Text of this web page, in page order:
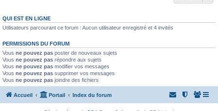
QUI EST EN LIGNE
Utilisateurs parcourant ce forum : Aucun utilisateur enregistré et 4 invités
PERMISSIONS DU FORUM
Vous ne pouvez pas poster de nouveaux sujets
Vous ne pouvez pas répondre aux sujets
Vous ne pouvez pas modifier vos messages
Vous ne pouvez pas supprimer vos messages
Vous ne pouvez pas joindre des fichiers
Accueil Portail Index du forum